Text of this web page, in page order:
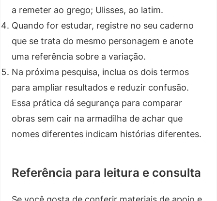
a remeter ao grego; Ulisses, ao latim.
Quando for estudar, registre no seu caderno
que se trata do mesmo personagem e anote
uma referência sobre a variação.
Na próxima pesquisa, inclua os dois termos
para ampliar resultados e reduzir confusão.
Essa prática dá segurança para comparar
obras sem cair na armadilha de achar que
nomes diferentes indicam histórias diferentes.
Referência para leitura e consulta